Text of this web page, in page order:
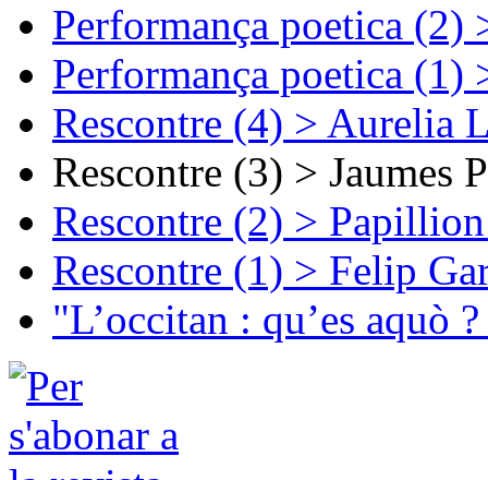
Performança poetica (2)
Performança poetica (1)
Rescontre (4) > Aurelia
Rescontre (3) > Jaumes
Rescontre (2) >
Rescontre (1) > Felip
"L’occitan : qu’es aquò